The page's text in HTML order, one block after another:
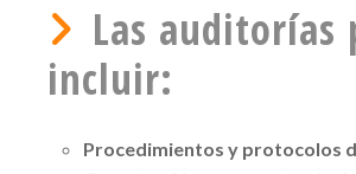
Las auditorías
incluir:
Procedimientos y protocolos